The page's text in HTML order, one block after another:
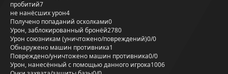
пробитий7
не нанёсших урон4
Получено попаданий осколками0
Урон, заблокированный бронёй2780
Урон союзникам (уничтожено/повреждений)0/0
Обнаружено машин противника1
Повреждено/уничтожено машин противника0/0
Урон, нанесённый с помощью данного игрока1006